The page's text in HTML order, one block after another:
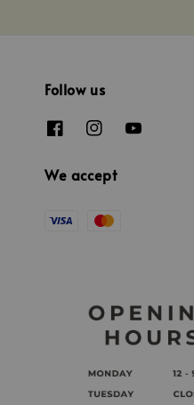
Follow us
We accept